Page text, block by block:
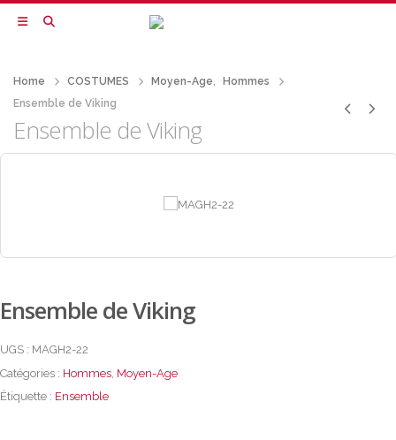
Home COSTUMES Moyen-Age,
Hommes
Ensemble de Viking
Ensemble de Viking
Ensemble de Viking
UGS : MAGH2-22
Catégories : Hommes Moyen-Age
Étiquette : Ensemble